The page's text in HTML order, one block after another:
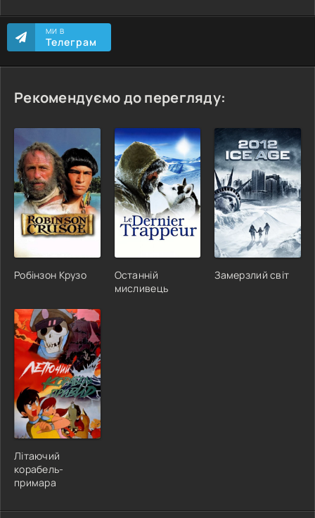
МИ В
Телеграм
Рекомендуємо до перегляду:
Робінзон Крузо
Останній
мисливець
Замерзлий світ
Літаючий
корабель-
примара